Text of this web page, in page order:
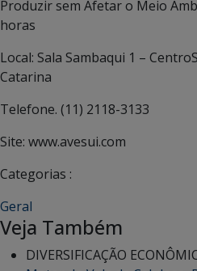
Produzir sem Afetar o Meio
horas
Local: Sala Sambaqui 1 –
Catarina
Telefone. (11) 2118-3133
Site: www.avesui.com
Categorias :
Geral
Veja Também
DIVERSIFICAÇÃO